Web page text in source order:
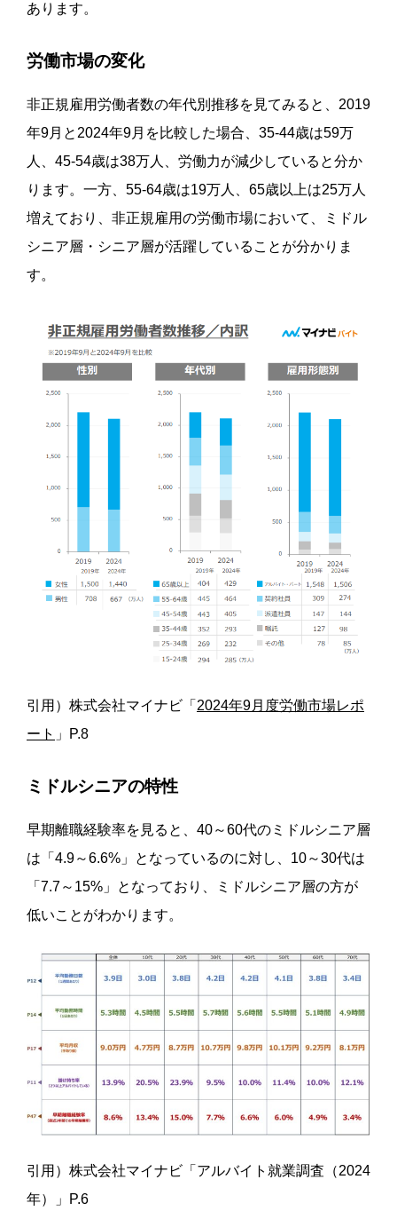
あります。
労働市場の変化
非正規雇用労働者数の年代別推移を見てみると、2019
年9月と2024年9月を比較した場合、35-44歳は59万
人、45-54歳は38万人、労働力が減少していると分か
ります。一方、55-64歳は19万人、65歳以上は25万人
増えており、非正規雇用の労働市場において、ミドル
シニア層・シニア層が活躍していることが分かりま
す。
引用）株式会社マイナビ「 2024年9月度労働市場レポ
ート 」P.8
ミドルシニアの特性
早期離職経験率を見ると、40～60代のミドルシニア層
は「4.9～6.6%」となっているのに対し、10～30代は
「7.7～15%」となっており、ミドルシニア層の方が
低いことがわかります。
引用）株式会社マイナビ「アルバイト就業調査（2024
年）」P.6